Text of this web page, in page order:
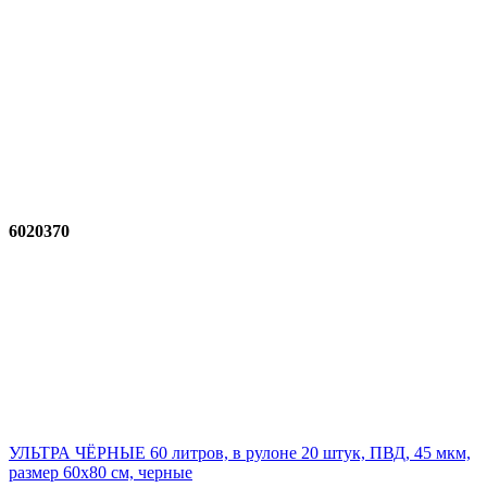
6020370
УЛЬТРА ЧЁРНЫЕ 60 литров, в рулоне 20 штук, ПВД, 45 мкм,
размер 60х80 см, черные